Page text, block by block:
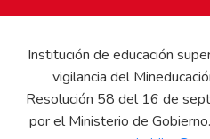
Institución de educación
vigilancia del
Resolución 58 del 16 de
por el Ministerio de